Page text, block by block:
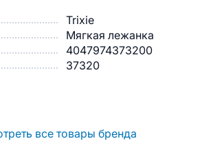
Trixie
Мягкая лежанка
4047974373200
37320
все товары бренда